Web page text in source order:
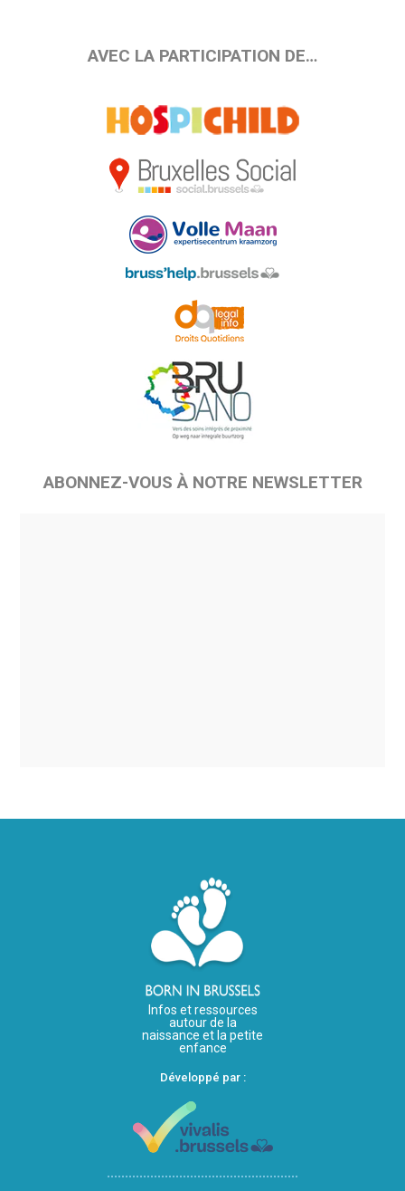
AVEC LA PARTICIPATION DE…
ABONNEZ-VOUS À NOTRE NEWSLETTER
Infos et ressources
autour de la
naissance et la petite
enfance
Développé par :